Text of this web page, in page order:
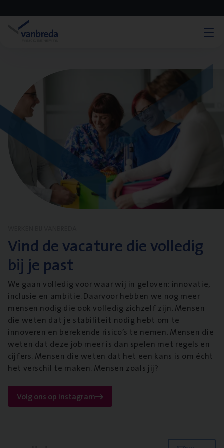
Vind de vacature die volledig
bij je past
We gaan volledig voor waar wij in geloven: innovatie,
inclusie en ambitie. Daarvoor hebben we nog meer
mensen nodig die ook volledig zichzelf zijn. Mensen
die weten dat je stabiliteit nodig hebt om te
innoveren en berekende risico’s te nemen. Mensen die
weten dat deze job meer is dan spelen met regels en
cijfers. Mensen die weten dat het een kans is om écht
het verschil te maken. Mensen zoals jij?
Volg ons op instagram